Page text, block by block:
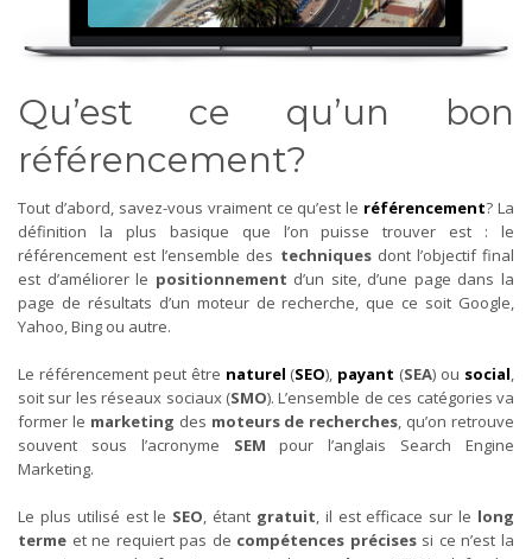
Qu’est ce qu’un bon
référencement?
Tout d’abord, savez-vous vraiment ce qu’est le référencement? La
définition la plus basique que l’on puisse trouver est : le
référencement est l’ensemble des techniques dont l’objectif final
est d’améliorer le positionnement d’un site, d’une page dans la
page de résultats d’un moteur de recherche, que ce soit Google,
Yahoo, Bing ou autre.
Le référencement peut être naturel (SEO), payant (SEA) ou social,
soit sur les réseaux sociaux (SMO). L’ensemble de ces catégories va
former le marketing des moteurs de recherches, qu’on retrouve
souvent sous l’acronyme SEMpour l’anglais Search Engine
Marketing.
Le plus utilisé est le SEO, étant gratuit, il est efficace sur le long
terme et ne requiert pas de compétences précisessi ce n’est la